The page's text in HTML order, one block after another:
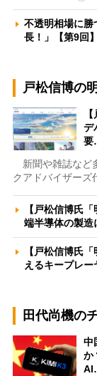
不透明相場に
長！」【第9回】
戸松信博の
デ
新聞や雑誌など
クアドバイザー
【戸松信博氏
端半導体の製
【戸松信博氏
えるキープレ
田代尚機の
中
か